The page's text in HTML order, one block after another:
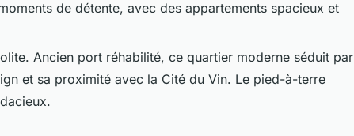
de détente, avec des appartements spacieux et
Ancien port réhabilité, ce quartier moderne séduit par
et sa proximité avec la Cité du Vin. Le pied-à-terre